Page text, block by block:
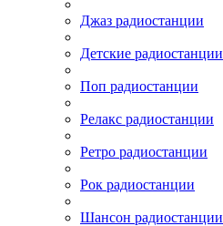
Джаз радиостанции
Детские радиостанции
Поп радиостанции
Релакс радиостанции
Ретро радиостанции
Рок радиостанции
Шансон радиостанции